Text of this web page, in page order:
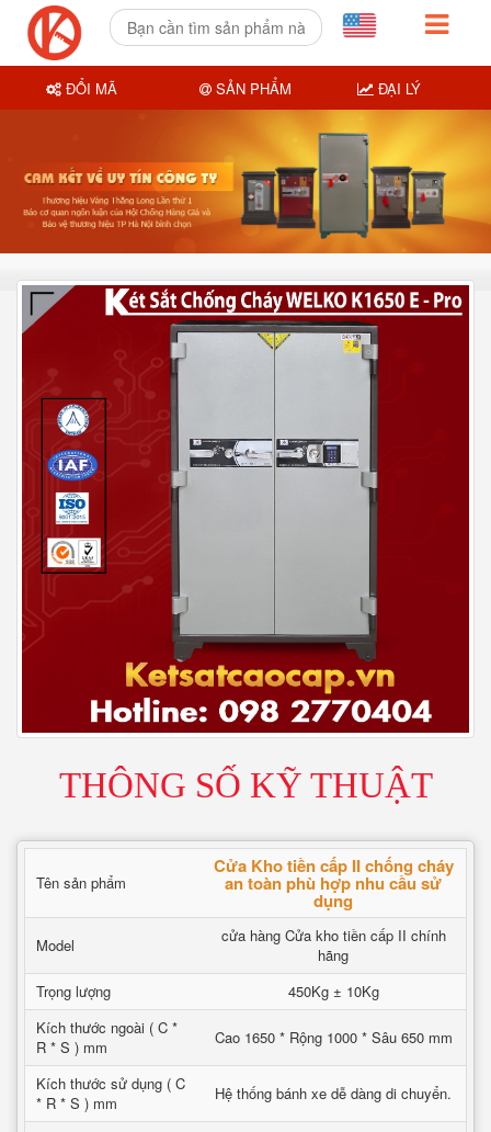
THÔNG SỐ KỸ THUẬT
Tên sản phẩm
Cửa Kho tiền cấp II chống cháy
an toàn phù hợp nhu cầu sử
dụng
Model
cửa hàng Cửa kho tiền cấp II chính
hãng
Trọng lượng
450Kg ± 10Kg
Kích thước ngoài ( C *
R * S ) mm
Cao 1650 * Rộng 1000 * Sâu 650 mm
Kích thước sử dụng ( C
* R * S ) mm
Hệ thống bánh xe dễ dàng di chuyển.
ĐỔI MÃ SẢN PHẨM ĐẠI LÝ